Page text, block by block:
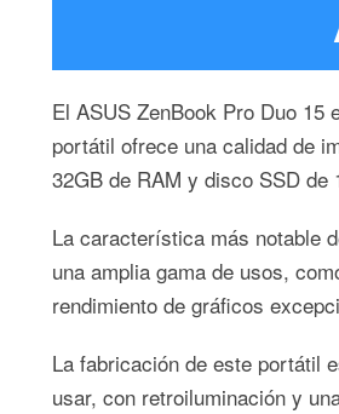
El ASUS ZenBook Pro Duo 15
portátil ofrece una calidad de
32GB de RAM y disco SSD
La característica más notable
una amplia gama de usos,
rendimiento de gráficos
La fabricación de este portátil
usar, con retroiluminación y